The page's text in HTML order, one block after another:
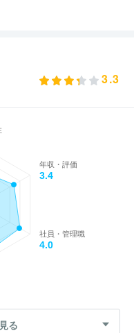
3.3
年収・評価
3.4
社員・管理職
4.0
る